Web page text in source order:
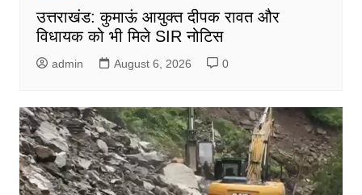
उत्तराखंड: कुमाऊं आयुक्त दीपक रावत और
विधायक को भी मिले SIR नोटिस
admin August 6, 2026 0